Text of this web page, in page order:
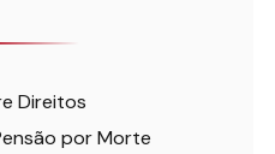
Direitos
por Morte